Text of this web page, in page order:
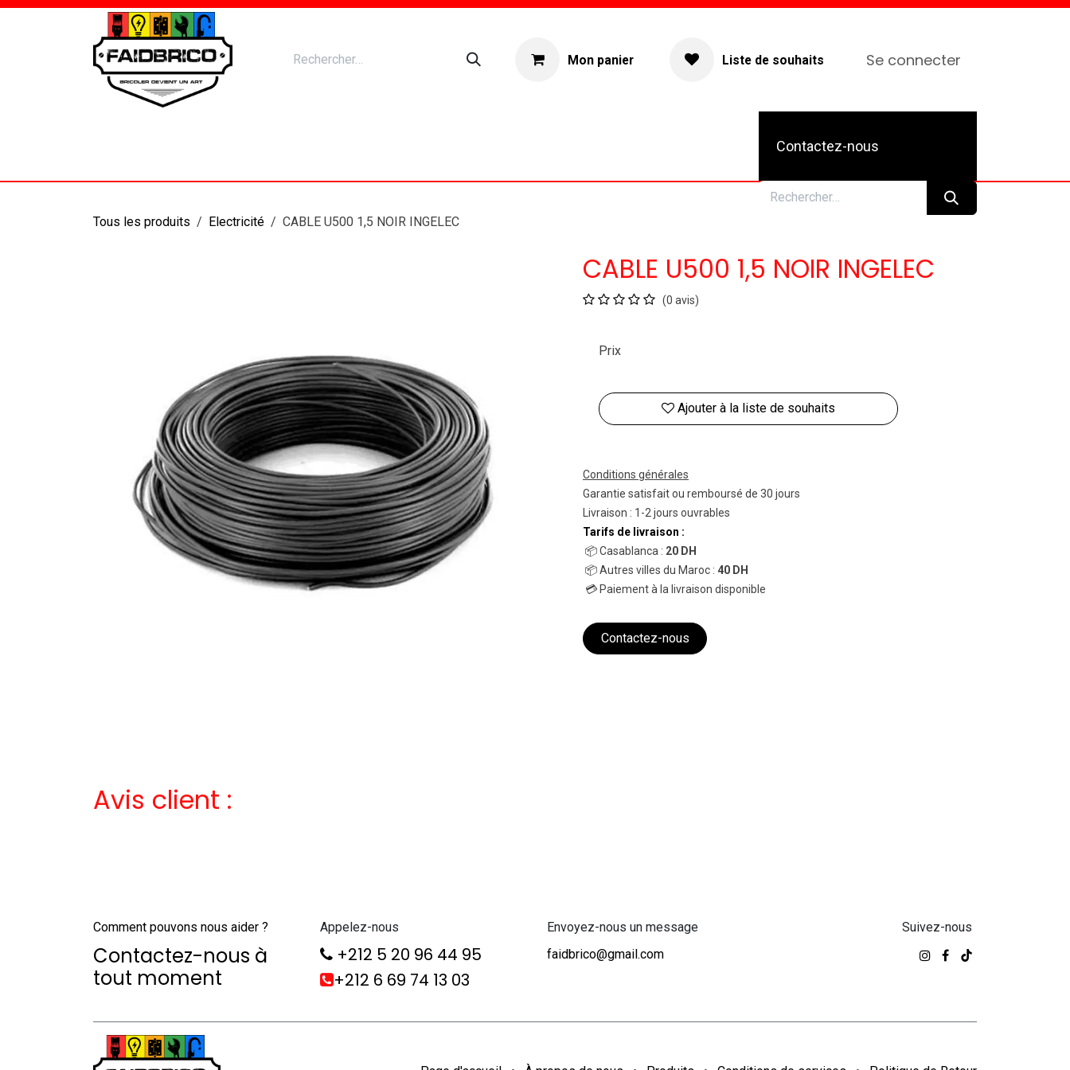
Se rendre au contenu
Mon panier Liste de souhaits Se connecter
Contactez-nous
Tous les produits Electricité CABLE U500 1,5 NOIR INGELEC
CABLE U500 1,5 NOIR INGELEC
(0 avis)
Ajouter à la liste de souhaits
Prix
Conditions générales
Garantie satisfait ou remboursé de 30 jours
Livraison : 1-2 jours ouvrables
Tarifs de livraison :
📦 Casablanca : 20 DH
📦 Autres villes du Maroc : 40 DH
💳 Paiement à la livraison disponible
Contactez-nous
Avis client :
Comment pouvons nous aider ?
Contactez-nous à
tout moment
Appelez-nous
+212 5 20 96 44 95
+212 6 69 74 13 03
Envoyez-nous un message
faidbrico@gmail.com
Suivez-nous